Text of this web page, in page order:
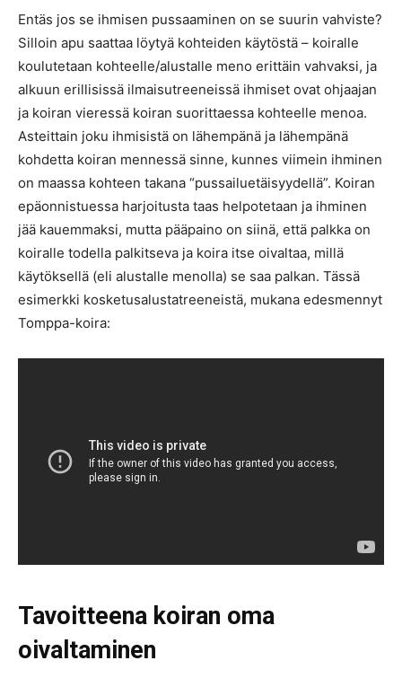
Entäs jos se ihmisen pussaaminen on se suurin vahviste?
Silloin apu saattaa löytyä kohteiden käytöstä – koiralle
koulutetaan kohteelle/alustalle meno erittäin vahvaksi, ja
alkuun erillisissä ilmaisutreeneissä ihmiset ovat ohjaajan
ja koiran vieressä koiran suorittaessa kohteelle menoa.
Asteittain joku ihmisistä on lähempänä ja lähempänä
kohdetta koiran mennessä sinne, kunnes viimein ihminen
on maassa kohteen takana “pussailuetäisyydellä”. Koiran
epäonnistuessa harjoitusta taas helpotetaan ja ihminen
jää kauemmaksi, mutta pääpaino on siinä, että palkka on
koiralle todella palkitseva ja koira itse oivaltaa, millä
käytöksellä (eli alustalle menolla) se saa palkan. Tässä
esimerkki kosketusalustatreeneistä, mukana edesmennyt
Tomppa-koira:
Tavoitteena koiran oma
oivaltaminen